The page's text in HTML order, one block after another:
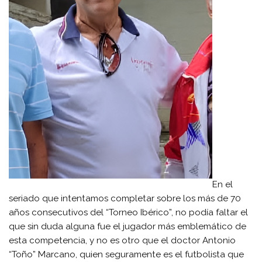
En el
seriado que intentamos completar sobre los más de 70
años consecutivos del “Torneo Ibérico”, no podía faltar el
que sin duda alguna fue el jugador más emblemático de
esta competencia, y no es otro que el doctor Antonio
“Toño” Marcano, quien seguramente es el futbolista que